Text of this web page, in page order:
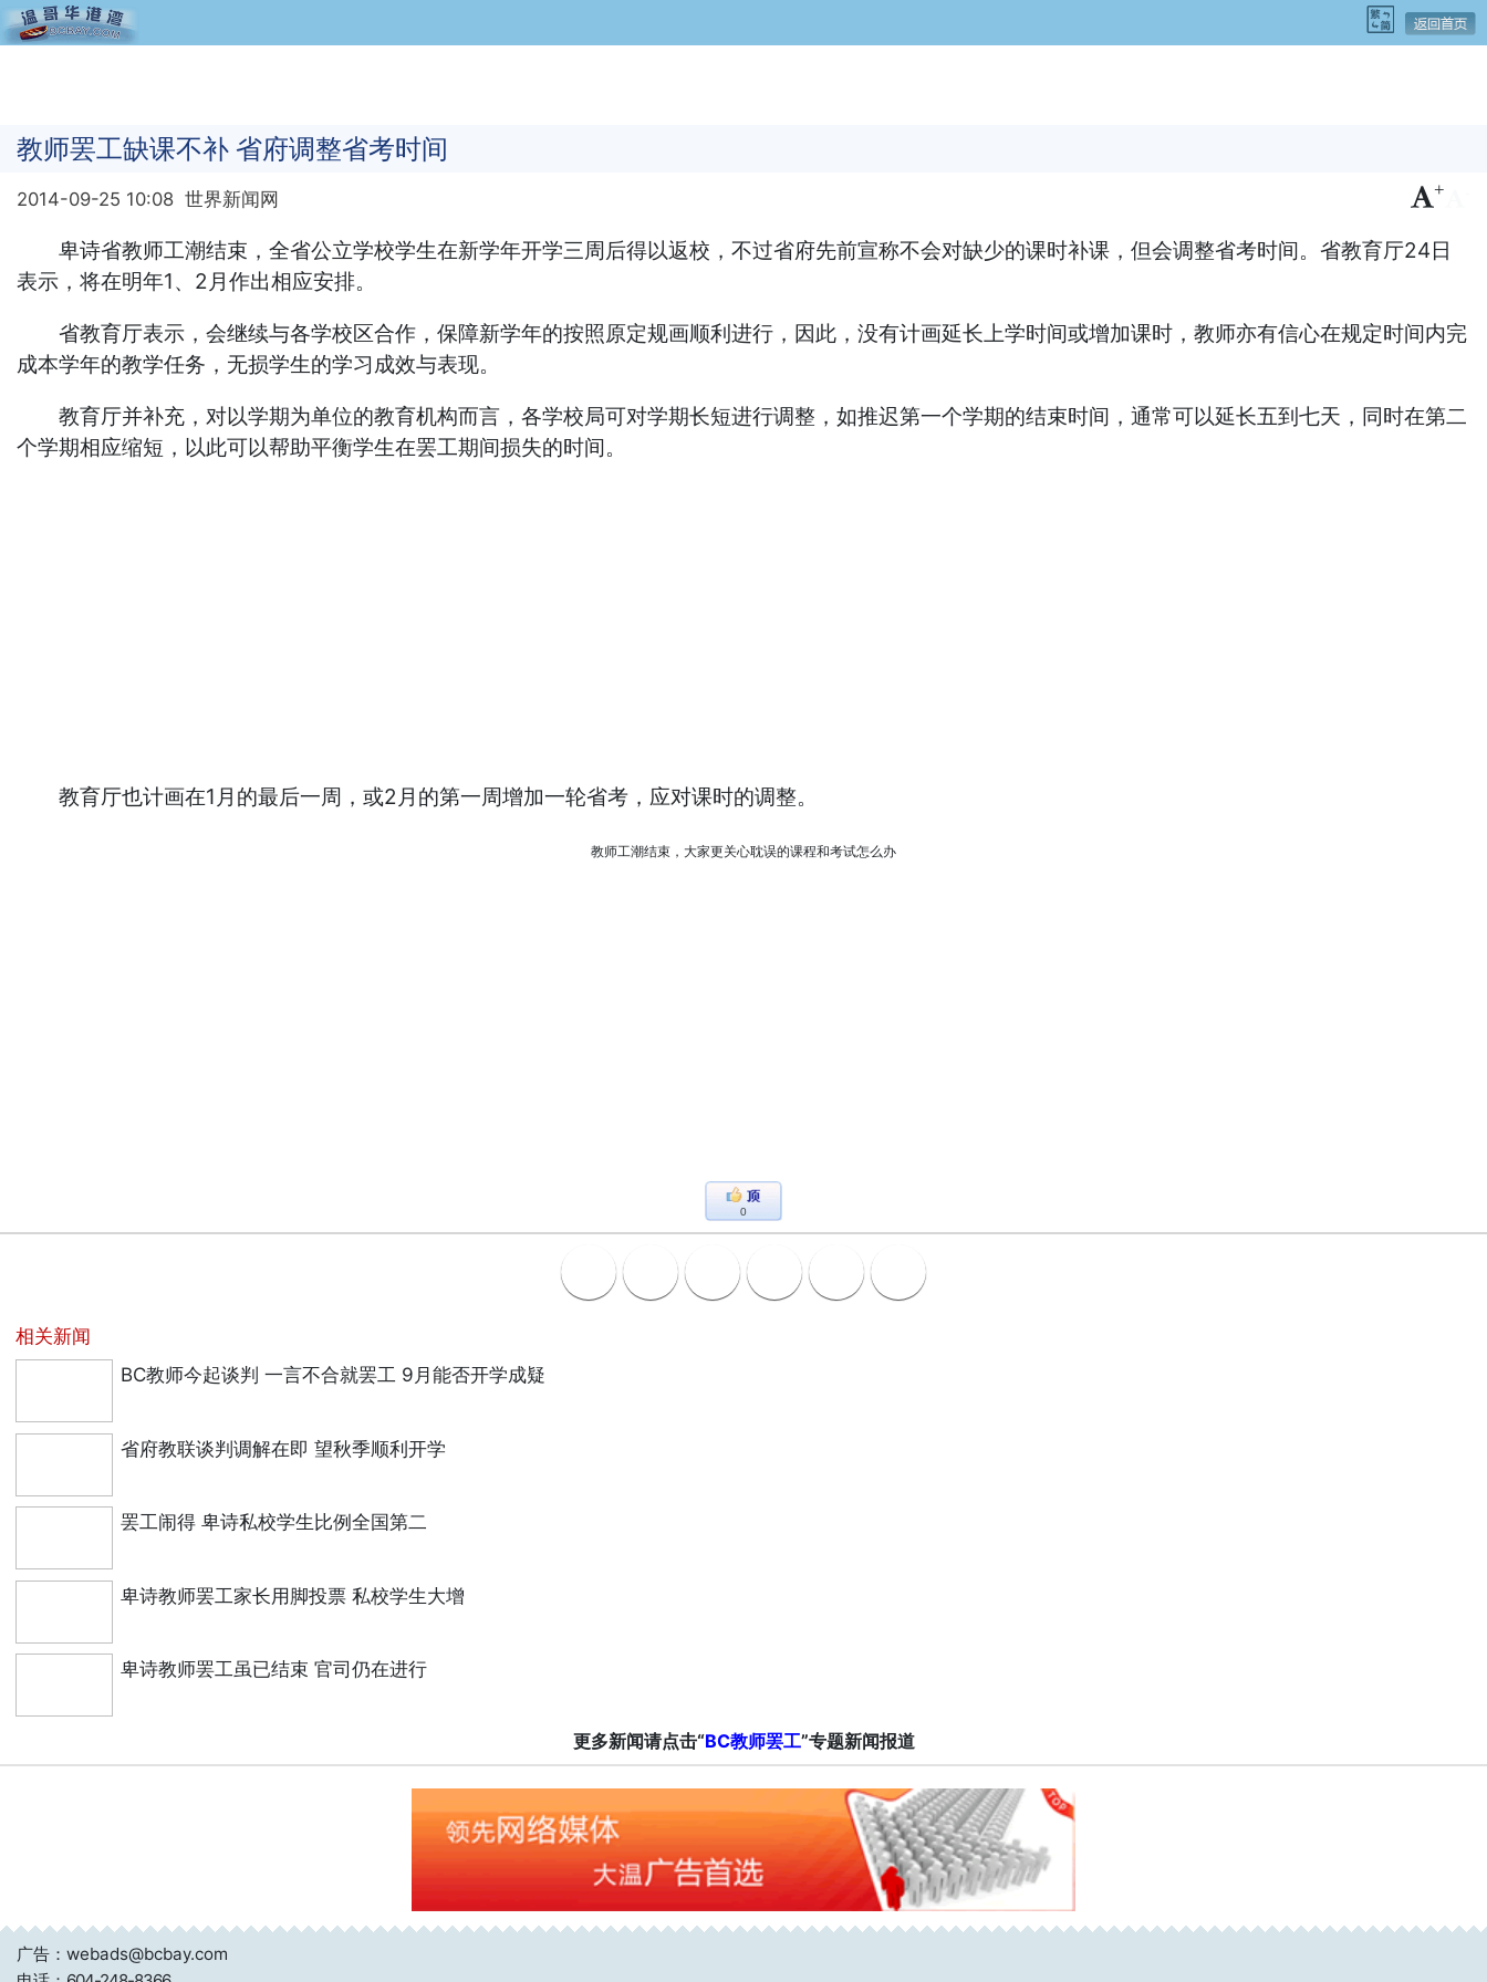
教师罢工缺课不补 省府调整省考时间
2014-09-25 10:08 世界新闻网 +
卑诗省教师工潮结束，全省公立学校学生在新学年开学三周后得以返校，不过省府先前宣称不会对缺少的课时补课，但会调整省考时间。省教育厅24日
表示，将在明年1、2月作出相应安排。
省教育厅表示，会继续与各学校区合作，保障新学年的按照原定规画顺利进行，因此，没有计画延长上学时间或增加课时，教师亦有信心在规定时间内完
成本学年的教学任务，无损学生的学习成效与表现。
教育厅并补充，对以学期为单位的教育机构而言，各学校局可对学期长短进行调整，如推迟第一个学期的结束时间，通常可以延长五到七天，同时在第二
个学期相应缩短，以此可以帮助平衡学生在罢工期间损失的时间。
教育厅也计画在1月的最后一周，或2月的第一周增加一轮省考，应对课时的调整。
教师工潮结束，大家更关心耽误的课程和考试怎么办
0
相关新闻
BC教师今起谈判 一言不合就罢工 9月能否开学成疑
省府教联谈判调解在即 望秋季顺利开学
罢工闹得 卑诗私校学生比例全国第二
卑诗教师罢工家长用脚投票 私校学生大增
卑诗教师罢工虽已结束 官司仍在进行
更多新闻请点击“BC教师罢工”专题新闻报道
广告：webads@bcbay.com